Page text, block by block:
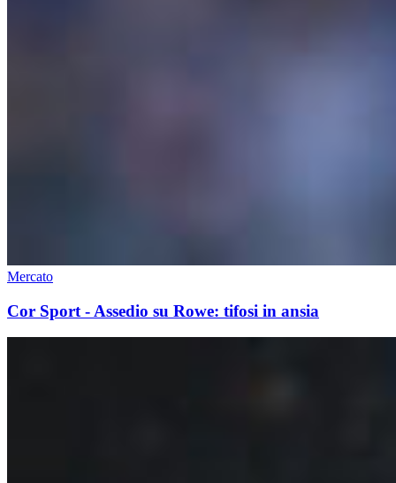
Mercato
Cor Sport - Assedio su Rowe: tifosi in ansia